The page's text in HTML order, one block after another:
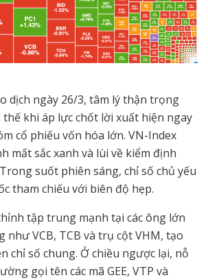
dịch ngày 26/3, tâm lý thận trọng
khi áp lực chốt lời xuất hiện ngay
cổ phiếu vốn hóa lớn. VN-Index
mất sắc xanh và lùi về kiểm định
suốt phiên sáng, chỉ số chủ yếu
tham chiếu với biên độ hẹp.
tập trung mạnh tại các ông lớn
như VCB, TCB và trụ cột VHM, tạo
chỉ số chung. Ở chiều ngược lại, nỗ
gọi tên các mã GEE, VTP và